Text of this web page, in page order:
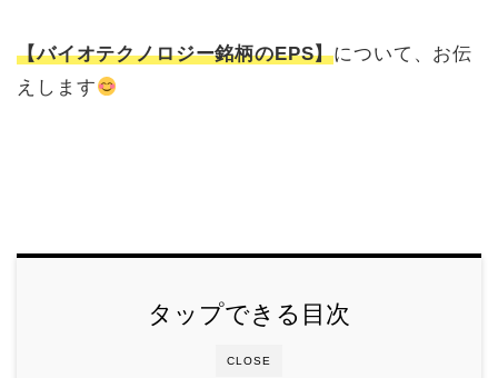
【バイオテクノロジー銘柄のEPS】について、お伝
えします
CLOSE
タップできる目次